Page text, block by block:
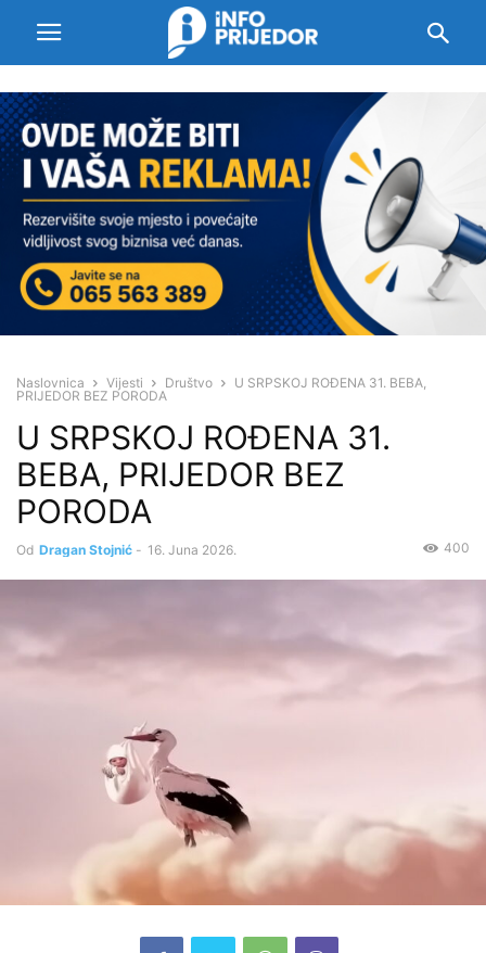
Naslovnica Vijesti Društvo
U SRPSKOJ ROĐENA 31. BEBA,
PRIJEDOR BEZ PORODA
U SRPSKOJ ROĐENA 31.
BEBA, PRIJEDOR BEZ
PORODA
Od Dragan Stojnić - 16. Juna 2026. 400